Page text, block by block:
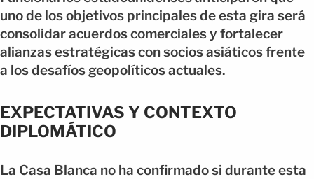
uno de los objetivos principales de esta gira será
consolidar acuerdos comerciales y fortalecer
alianzas estratégicas con socios asiáticos frente
a los desafíos geopolíticos actuales.
EXPECTATIVAS Y CONTEXTO
DIPLOMÁTICO
La Casa Blanca no ha confirmado si durante esta